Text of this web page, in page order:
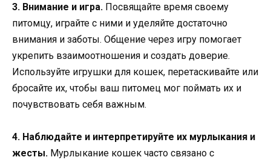
3. Внимание и игра. Посвящайте время своему
питомцу, играйте с ними и уделяйте достаточно
внимания и заботы. Общение через игру помогает
укрепить взаимоотношения и создать доверие.
Используйте игрушки для кошек, перетаскивайте или
бросайте их, чтобы ваш питомец мог поймать их и
почувствовать себя важным.
4. Наблюдайте и интерпретируйте их мурлыкания и
жесты. Мурлыкание кошек часто связано с